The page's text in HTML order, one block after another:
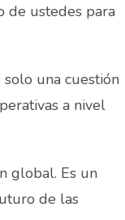
de ustedes para
una cuestión
a nivel
global. Es un
de las